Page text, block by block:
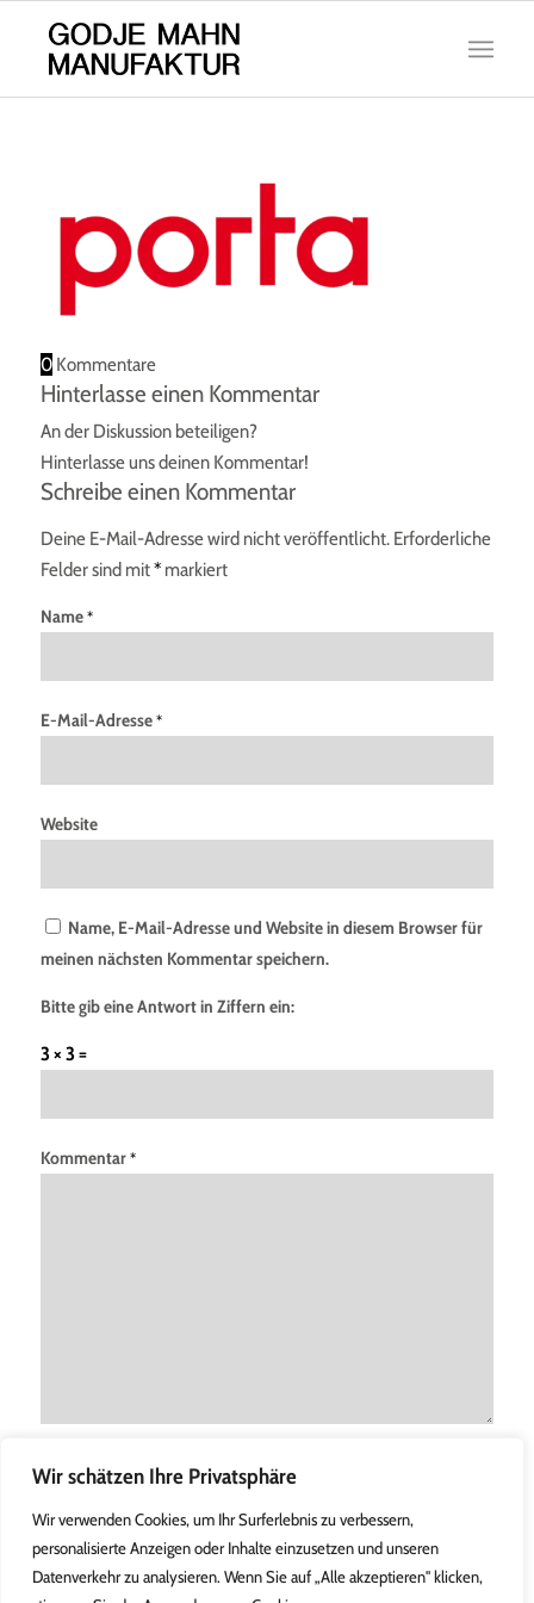
Wir schätzen Ihre Privatsphäre
Wir verwenden Cookies, um Ihr Surferlebnis zu verbessern,
personalisierte Anzeigen oder Inhalte einzusetzen und unseren
Datenverkehr zu analysieren. Wenn Sie auf „Alle akzeptieren" klicken,
0 Kommentare
Hinterlasse einen Kommentar
An der Diskussion beteiligen?
Hinterlasse uns deinen Kommentar!
Schreibe einen Kommentar
Deine E-Mail-Adresse wird nicht veröffentlicht. Erforderliche
Felder sind mit*markiert
Name*
E-Mail-Adresse*
Website
Name, E-Mail-Adresse und Website in diesem Browser für
meinen nächsten Kommentar speichern.
Bitte gib eine Antwort in Ziffern ein:
3 × 3 =
Kommentar*